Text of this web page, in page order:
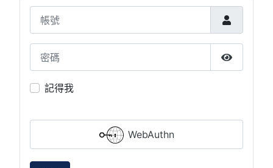
帳號
密碼
顯示密碼
記得我
WebAuthn